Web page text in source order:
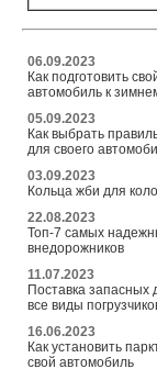
06.09.2023
Как подготовить
автомобиль к
05.09.2023
Как выбрать
для своего
03.09.2023
Кольца жби для
22.08.2023
Топ-7 самых
внедорожников
11.07.2023
Поставка запасных
все виды
16.06.2023
Как установить
свой автомобиль